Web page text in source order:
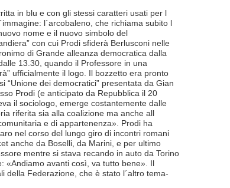
in blu e con gli stessi caratteri usati per l
l´arcobaleno, che richiama subito l
nome e il nuovo simbolo del
con cui Prodi sfiderà Berlusconi nelle
di Grande alleanza democratica dalla
13.30, quando il Professore in una
ufficialmente il logo. Il bozzetto era pronto
“Unione dei democratici” presentata da Gian
Prodi (e anticipato da Repubblica il 20
il sociologo, emerge costantemente dalle
riferita sia alla coalizione ma anche all
e di appartenenza». Prodi ha
nel corso del lungo giro di incontri romani
anche da Boselli, da Marini, e per ultimo
mentre si stava recando in auto da Torino
«Andiamo avanti così, va tutto bene». Il
della Federazione, che è stato l´altro tema-